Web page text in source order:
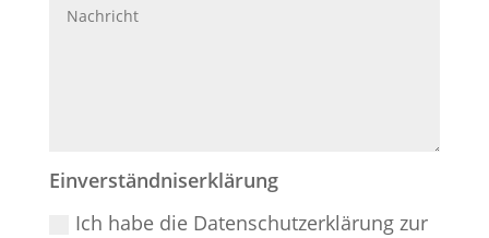
Einverständniserklärung
Ich habe die Datenschutzerklärung zur